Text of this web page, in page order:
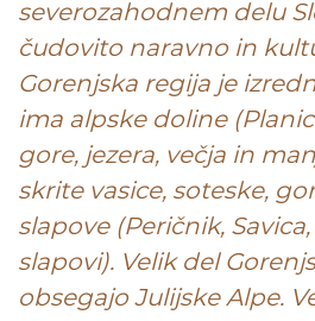
severozahodnem delu
čudovito naravno in
Gorenjska regija je
ima alpske doline
gore, jezera, večja in
skrite vasice, soteske,
slapove (Peričnik,
slapovi). Velik del
obsegajo Julijske Alpe.